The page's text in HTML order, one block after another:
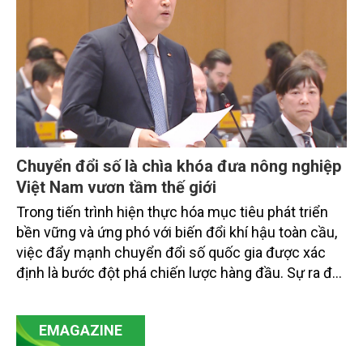
Chuyển đổi số là chìa khóa đưa nông nghiệp
Việt Nam vươn tầm thế giới
Trong tiến trình hiện thực hóa mục tiêu phát triển
bền vững và ứng phó với biến đổi khí hậu toàn cầu,
việc đẩy mạnh chuyển đổi số quốc gia được xác
định là bước đột phá chiến lược hàng đầu. Sự ra đời
mạnh mẽ, thúc đẩy quá trình cải cách toàn diện,
minh bạch hóa chuỗi cung ứng và nâng cao hiệu
EMAGAZINE